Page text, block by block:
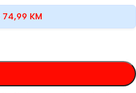
74,99 KM